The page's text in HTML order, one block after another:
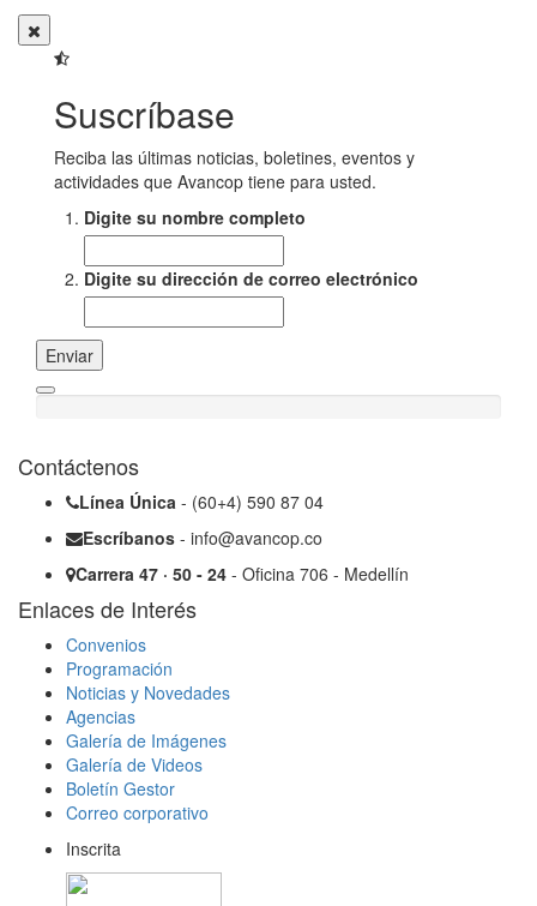
Suscríbase
Reciba las últimas noticias, boletines, eventos y
actividades que Avancop tiene para usted.
Digite su nombre completo
Digite su dirección de correo electrónico
Enviar
Contáctenos
Línea Única - (60+4) 590 87 04
Escríbanos - info@avancop.co
Carrera 47 · 50 - 24 - Oficina 706 - Medellín
Enlaces de Interés
Convenios
Programación
Noticias y Novedades
Agencias
Galería de Imágenes
Galería de Videos
Boletín Gestor
Correo corporativo
Inscrita